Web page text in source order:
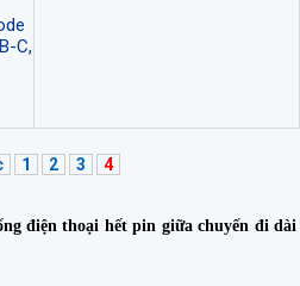
C,
1 2 3 4
điện thoại hết pin giữa chuyến đi dài